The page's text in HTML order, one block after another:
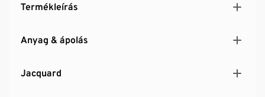
Termékleírás
Anyag & ápolás
Jacquard